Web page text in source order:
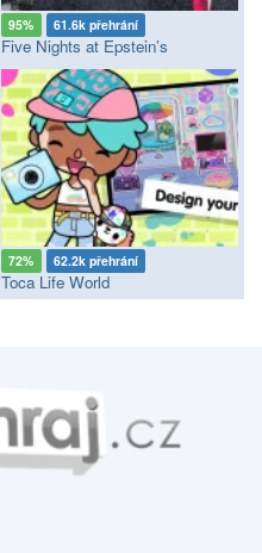
95% 61.6k přehrání
Five Nights at Epstein’s
72% 62.2k přehrání
Toca Life World